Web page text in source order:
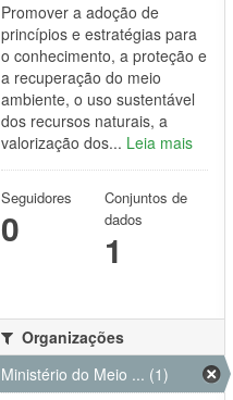
Promover a adoção de
princípios e estratégias para
o conhecimento, a proteção e
a recuperação do meio
ambiente, o uso sustentável
dos recursos naturais, a
valorização dos... Leia mais
Seguidores
0
Conjuntos de
dados
1
Organizações
Ministério do Meio ... (1)